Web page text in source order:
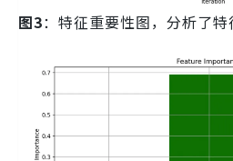
图3：特征重要性图，分析了特